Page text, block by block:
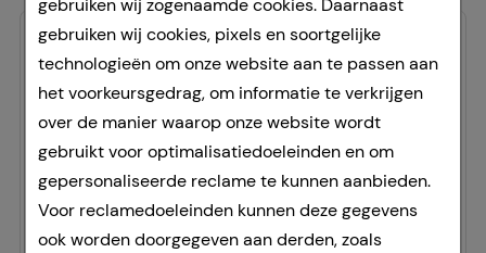
gebruiken wij zogenaamde cookies. Daarnaast
gebruiken wij cookies, pixels en soortgelijke
technologieën om onze website aan te passen aan
het voorkeursgedrag, om informatie te verkrijgen
over de manier waarop onze website wordt
gebruikt voor optimalisatiedoeleinden en om
gepersonaliseerde reclame te kunnen aanbieden.
Voor reclamedoeleinden kunnen deze gegevens
ook worden doorgegeven aan derden, zoals
VOLTAREN Schmerzgel
Haleon Germany GmbH
-33,5%